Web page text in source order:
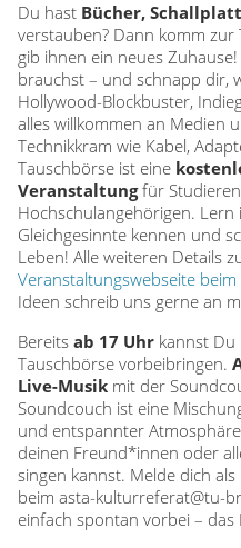
m
e
e
s
T
a
u
s
c
Du hast Bücher,
verstauben? Dann komm
gib ihnen ein neues
brauchst – und schnapp dir,
Hollywood-Blockbuster,
alles willkommen an Medien
Technikkram wie Kabel,
Tauschbörse ist eine
Veranstaltungfür
Hochschulangehörigen.
Gleichgesinnte kennen und
Leben! Alle weiteren Details
Veranstaltungswebseite beim
Ideen schreib uns gerne an
Bereits ab 17 Uhr kannst Du
Tauschbörse vorbeibringen.
Live-Musik mit der
Soundcouch ist eine
und entspannter
deinen Freund*innen oder
singen kannst. Melde dich
beim asta-kulturreferat@tu-
einfach spontan vorbei –